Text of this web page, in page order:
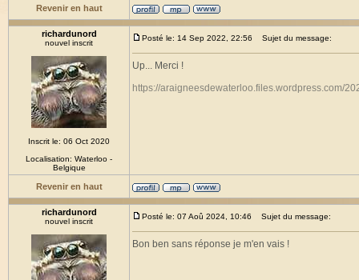
Revenir en haut
richardunord
nouvel inscrit
Inscrit le: 06 Oct 2020
Localisation: Waterloo -
Belgique
Posté le: 14 Sep 2022, 22:56 Sujet du message:
Up... Merci !
https://araigneesdewaterloo.files.wordpress.com/
Revenir en haut
richardunord
nouvel inscrit
Posté le: 07 Aoû 2024, 10:46 Sujet du message:
Bon ben sans réponse je m'en vais !